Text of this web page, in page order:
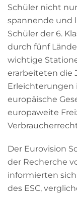
Schüler nicht
spannende und
Schüler der 6.
durch fünf
wichtige
erarbeiteten die
Erleichterungen
europäische
europaweite
Der Eurovision
der Recherche
informierten
des ESC,